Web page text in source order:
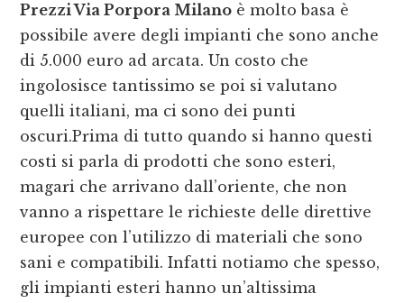
Prezzi Via Porpora Milano è molto basa è
possibile avere degli impianti che sono anche
di 5.000 euro ad arcata. Un costo che
ingolosisce tantissimo se poi si valutano
quelli italiani, ma ci sono dei punti
oscuri.Prima di tutto quando si hanno questi
costi si parla di prodotti che sono esteri,
magari che arrivano dall’oriente, che non
vanno a rispettare le richieste delle direttive
europee con l’utilizzo di materiali che sono
sani e compatibili. Infatti notiamo che spesso,
gli impianti esteri hanno un’altissima